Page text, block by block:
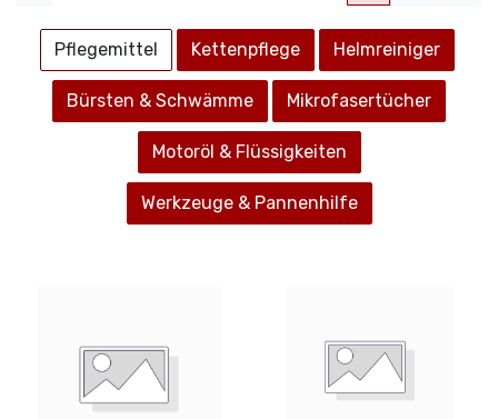
P​​flegemittel Kettenpflege Helmreiniger
Bürsten & Schwämme Mikrofasertücher
Motoröl & Flüssigkeiten
Werkzeuge & Pannenhilfe